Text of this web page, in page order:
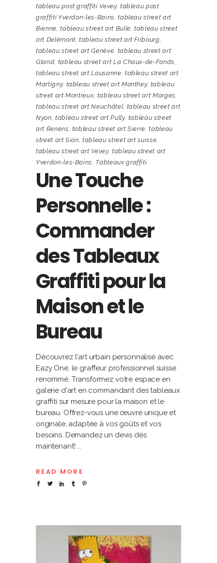
tableau post graffiti Vevey, tableau post
graffiti Yverdon-les-Bains,tableau street art
Bienne,tableau street art Bulle,tableau street
art Delémont,tableau street art Fribourg,
tableau street art Genève, tableau street art
Gland, tableau street art La Chaux-de-Fonds,
tableau street art Lausanne, tableau street art
Martigny, tableau street art Monthey, tableau
street art Montreux, tableau street art Morges,
tableau street art Neuchâtel, tableau street art
Nyon, tableau street art Pully, tableau street
art Renens, tableau street art Sierre,tableau
street art Sion,tableau street art suisse,
tableau street art Vevey, tableau street art
Yverdon-les-Bains, Tableaux graffiti
Une Touche
Personnelle :
Commander
des Tableaux
Graffiti pour la
Maison et le
Bureau
Découvrez l'art urbain personnalisé avec
Eazy One, le graffeur professionnel suisse
renommé. Transformez votre espace en
galerie d'art en commandant des tableaux
graffiti sur mesure pour la maison et le
bureau. Offrez-vous une œuvre unique et
originale, adaptée à vos goûts et vos
besoins. Demandez un devis dès
maintenant!
READ MORE